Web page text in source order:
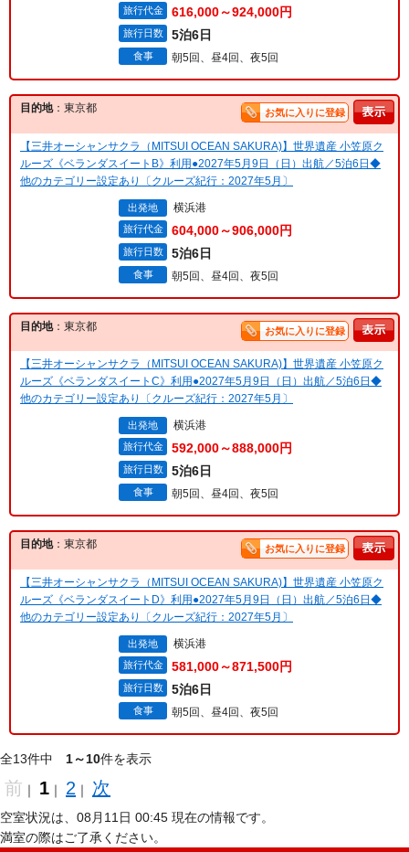
旅行代金 616,000～924,000円
旅行日数 5泊6日
食事 朝5回、昼4回、夜5回
目的地：東京都 お気に入りに登録
【三井オーシャンサクラ（MITSUI OCEAN SAKURA)】世界遺産 小笠原ク
ルーズ《ベランダスイートB》利用●2027年5月9日（日）出航／5泊6日◆
他のカテゴリー設定あり〔クルーズ紀行：2027年5月〕
出発地 横浜港
旅行代金 604,000～906,000円
旅行日数 5泊6日
食事 朝5回、昼4回、夜5回
目的地：東京都 お気に入りに登録
【三井オーシャンサクラ（MITSUI OCEAN SAKURA)】世界遺産 小笠原ク
ルーズ《ベランダスイートC》利用●2027年5月9日（日）出航／5泊6日◆
他のカテゴリー設定あり〔クルーズ紀行：2027年5月〕
出発地 横浜港
旅行代金 592,000～888,000円
旅行日数 5泊6日
食事 朝5回、昼4回、夜5回
目的地：東京都 お気に入りに登録
【三井オーシャンサクラ（MITSUI OCEAN SAKURA)】世界遺産 小笠原ク
ルーズ《ベランダスイートD》利用●2027年5月9日（日）出航／5泊6日◆
他のカテゴリー設定あり〔クルーズ紀行：2027年5月〕
出発地 横浜港
旅行代金 581,000～871,500円
旅行日数 5泊6日
食事 朝5回、昼4回、夜5回
全13件中 1～10件を表示
前 ｜ 1 ｜ 2 ｜ 次
空室状況は、08月11日 00:45 現在の情報です。
満室の際はご了承ください。